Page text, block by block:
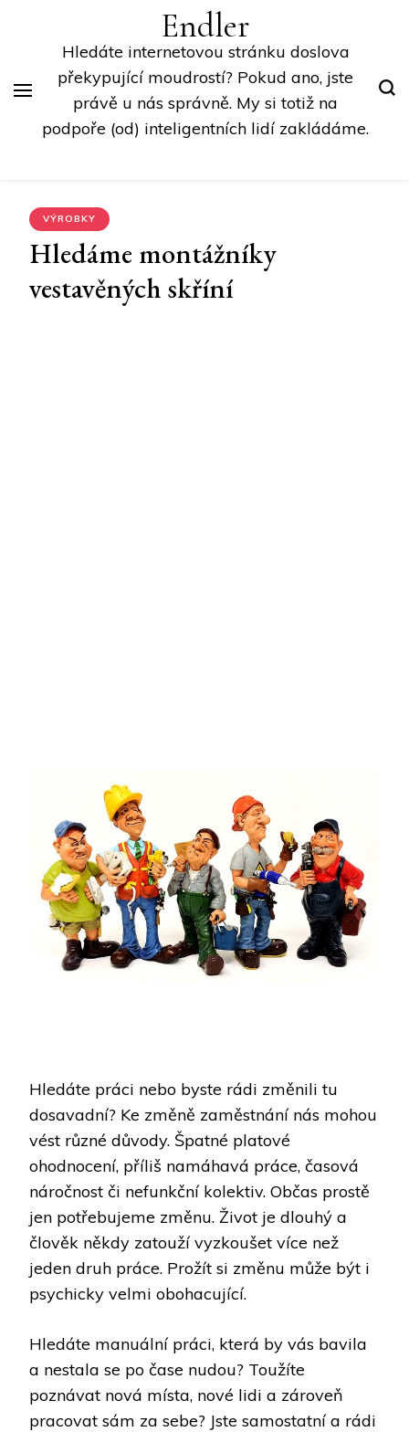
Endler
Hledáte internetovou stránku doslova
překypující moudrostí? Pokud ano, jste
právě u nás správně. My si totiž na
podpoře (od) inteligentních lidí zakládáme.
VÝROBKY
Hledáme montážníky
vestavěných skříní
Hledáte práci nebo byste rádi změnili tu
dosavadní? Ke změně zaměstnání nás mohou
vést různé důvody. Špatné platové
ohodnocení, příliš namáhavá práce, časová
náročnost či nefunkční kolektiv. Občas prostě
jen potřebujeme změnu. Život je dlouhý a
člověk někdy zatouží vyzkoušet více než
jeden druh práce. Prožít si změnu může být i
psychicky velmi obohacující.
Hledáte manuální práci, která by vás bavila
a nestala se po čase nudou? Toužíte
poznávat nová místa, nové lidi a zároveň
pracovat sám za sebe? Jste samostatní a rádi